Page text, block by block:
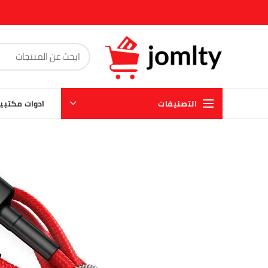
التصنيفات ادوات